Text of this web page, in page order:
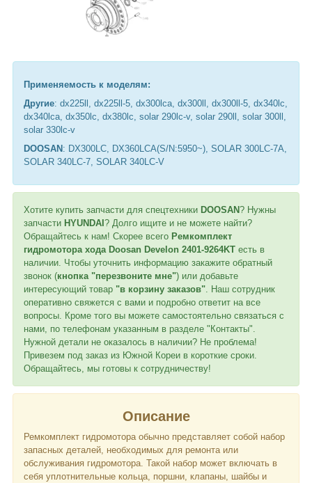
Применяемость к моделям:
Другие: dx225ll, dx225ll-5, dx300lca, dx300ll, dx300ll-5, dx340lc,
dx340lca, dx350lc, dx380lc, solar 290lc-v, solar 290ll, solar 300ll,
solar 330lc-v
DOOSAN : DX300LC, DX360LCA(S/N:5950~), SOLAR 300LC-7A,
SOLAR 340LC-7, SOLAR 340LC-V
Хотите купить запчасти для спецтехники DOOSAN? Нужны
запчасти HYUNDAI ? Долго ищите и не можете найти?
Обращайтесь к нам! Скорее всего Ремкомплект
гидромотора хода Doosan Develon 2401-9264KT есть в
наличии. Чтобы уточнить информацию закажите обратный
звонок (кнопка "перезвоните мне") или добавьте
интересующий товар "в корзину заказов". Наш сотрудник
оперативно свяжется с вами и подробно ответит на все
вопросы. Кроме того вы можете самостоятельно связаться с
нами, по телефонам указанным в разделе "Контакты".
Нужной детали не оказалось в наличии? Не проблема!
Привезем под заказ из Южной Кореи в короткие сроки.
Обращайтесь, мы готовы к сотрудничеству!
Описание
Ремкомплект гидромотора обычно представляет собой набор
запасных деталей, необходимых для ремонта или
обслуживания гидромотора. Такой набор может включать в
себя уплотнительные кольца, поршни, клапаны, шайбы и